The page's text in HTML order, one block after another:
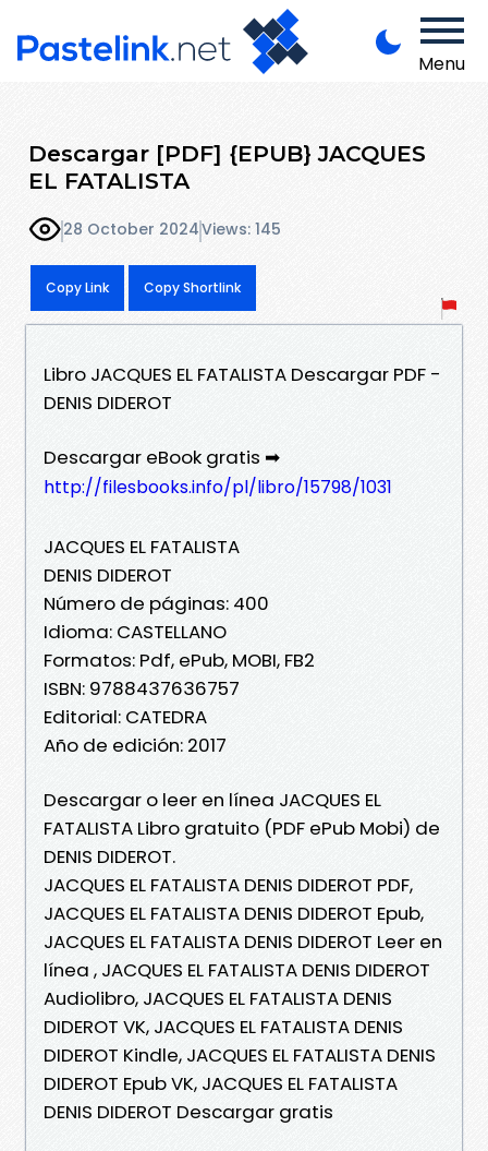
Menu
Descargar [PDF] {EPUB} JACQUES
EL FATALISTA
28 October 2024Views: 145
Copy Link Copy Shortlink
Libro JACQUES EL FATALISTA Descargar PDF -
DENIS DIDEROT
Descargar eBook gratis ➡
http://filesbooks.info/pl/libro/15798/1031
JACQUES EL FATALISTA
DENIS DIDEROT
Número de páginas: 400
Idioma: CASTELLANO
Formatos: Pdf, ePub, MOBI, FB2
ISBN: 9788437636757
Editorial: CATEDRA
Año de edición: 2017
Descargar o leer en línea JACQUES EL
FATALISTA Libro gratuito (PDF ePub Mobi) de
DENIS DIDEROT.
JACQUES EL FATALISTA DENIS DIDEROT PDF,
JACQUES EL FATALISTA DENIS DIDEROT Epub,
JACQUES EL FATALISTA DENIS DIDEROT Leer en
línea , JACQUES EL FATALISTA DENIS DIDEROT
Audiolibro, JACQUES EL FATALISTA DENIS
DIDEROT VK, JACQUES EL FATALISTA DENIS
DIDEROT Kindle, JACQUES EL FATALISTA DENIS
DIDEROT Epub VK, JACQUES EL FATALISTA
DENIS DIDEROT Descargar gratis